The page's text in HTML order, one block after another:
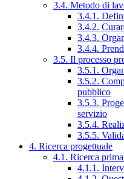
3.4. Metodo di
3.4.1.
3.4.2.
3.4.3.
3.4.4.
3.5. Il processo
3.5.1.
3.5.2.
pubblico
3.5.3.
servizio
3.5.4.
3.5.5.
4. Ricerca progettuale
4.1. Ricerca
4.1.1.